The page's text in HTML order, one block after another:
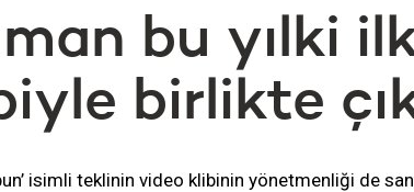
bu yılki
birlikte
isimli teklinin video klibinin yönetmenliği de